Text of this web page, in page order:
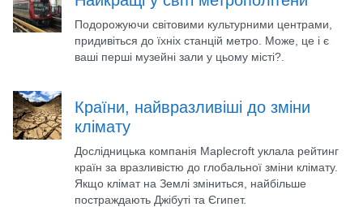
Подорожуючи світовими культурними центрами,
придивіться до їхніх станцій метро. Може, це і є
ваші перші музейні зали у цьому місті?.
Країни, найвразливіші до зміни
клімату
Дослідницька компанія Maplecroft уклала рейтинг
країн за вразливістю до глобальної зміни клімату.
Якщо клімат на Землі зміниться, найбільше
постраждають Джібуті та Єгипет.